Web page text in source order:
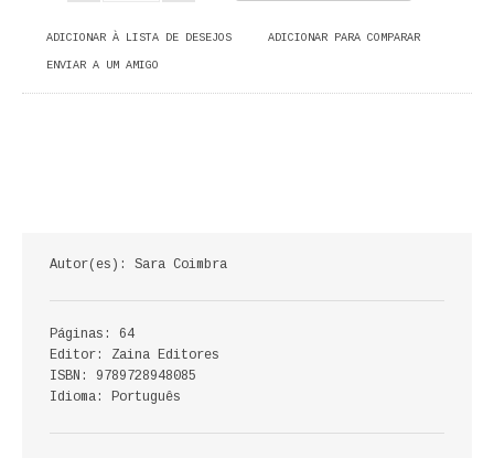
CADERNOS HUMANITAS
ECONOMIA, GESTÃO, CONTABILIDADE
ENSINO
ANÁLISE DA ACÇÃO EDUCATIVA
ADICIONAR À LISTA DE DESEJOS ADICIONAR PARA COMPARAR
ENVIAR A UM AMIGO
Autor(es): Sara Coimbra
Páginas: 64
Editor: Zaina Editores
ISBN: 9789728948085
Idioma: Português